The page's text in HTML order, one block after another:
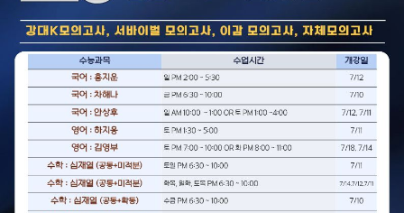
A9:00~P10:00
대치 세정
서울특별시 강남구 도곡로 435
바로가기
반포 세정
서울특별시 서초구 신반포로 2동